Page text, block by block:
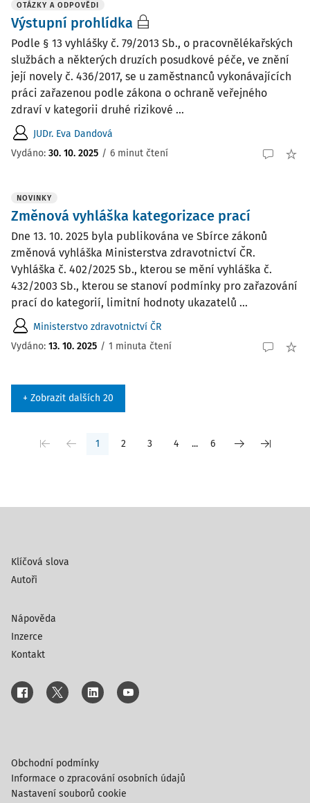
OTÁZKY A ODPOVĚDI
Výstupní prohlídka
Podle § 13 vyhlášky č. 79/2013 Sb., o pracovnělékařských
službách a některých druzích posudkové péče, ve znění
její novely č. 436/2017, se u zaměstnanců vykonávajících
práci zařazenou podle zákona o ochraně veřejného
zdraví v kategorii druhé rizikové ...
JUDr. Eva Dandová
Vydáno: 30. 10. 2025 / 6 minut čtení
NOVINKY
Změnová vyhláška kategorizace prací
Dne 13. 10. 2025 byla publikována ve Sbírce zákonů
změnová vyhláška Ministerstva zdravotnictví ČR.
Vyhláška č. 402/2025 Sb., kterou se mění vyhláška č.
432/2003 Sb., kterou se stanoví podmínky pro zařazování
prací do kategorií, limitní hodnoty ukazatelů ...
Ministerstvo zdravotnictví ČR
Vydáno: 13. 10. 2025 / 1 minuta čtení
+ Zobrazit dalších 20
1 2 3 4 ... 6
Klíčová slova
Autoři
Nápověda
Inzerce
Kontakt
Obchodní podmínky
Informace o zpracování osobních údajů
Nastavení souborů cookie